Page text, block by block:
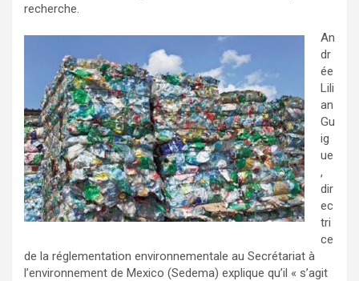
recherche.
An
dr
ée
Lili
an
Gu
ig
ue
,
dir
ec
tri
ce
de la réglementation environnementale au Secrétariat à
l’environnement de Mexico (Sedema) explique qu’il « s’agit